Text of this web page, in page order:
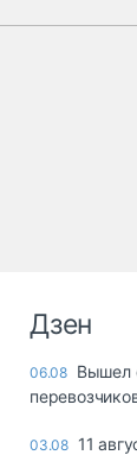
Дзен
06.08 Вышел
03.08 11